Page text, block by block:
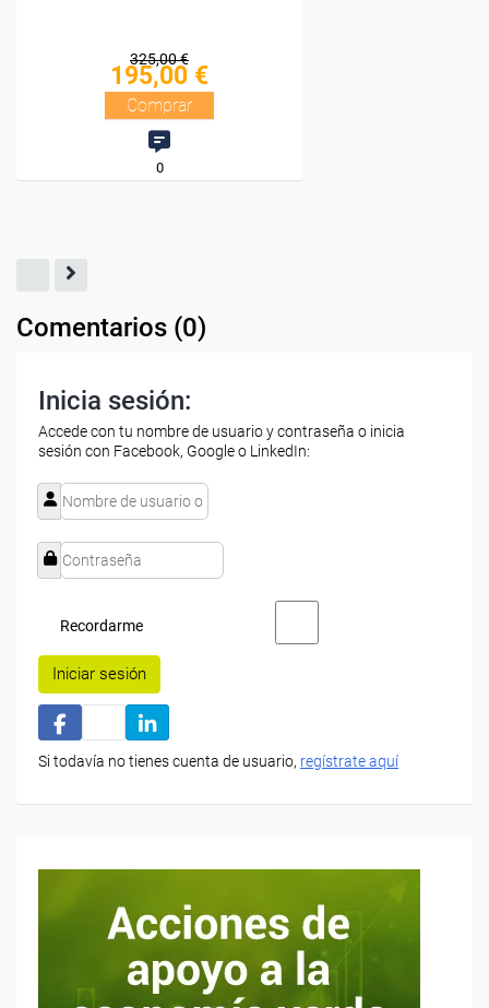
Comentarios (0)
Inicia sesión:
Accede con tu nombre de usuario y contraseña o inicia
sesión con Facebook, Google o LinkedIn:
Recordarme
Iniciar sesión
Si todavía no tienes cuenta de usuario, regístrate aquí